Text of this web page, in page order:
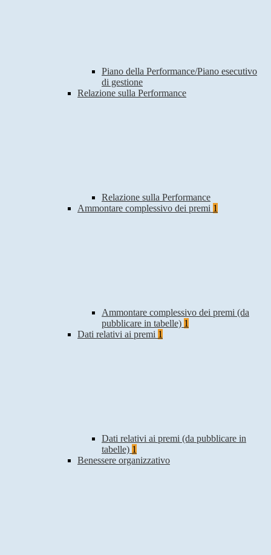
Piano della Performance/Piano esecutivo
di gestione
Relazione sulla Performance
Relazione sulla Performance
Ammontare complessivo dei premi 1
Ammontare complessivo dei premi (da
pubblicare in tabelle) 1
Dati relativi ai premi 1
Dati relativi ai premi (da pubblicare in
tabelle) 1
Benessere organizzativo